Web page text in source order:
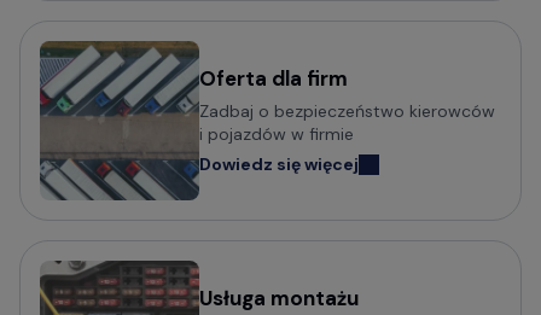
Oferta dla firm
Zadbaj o bezpieczeństwo kierowców
i pojazdów w firmie
Dowiedz się więcej
Usługa montażu